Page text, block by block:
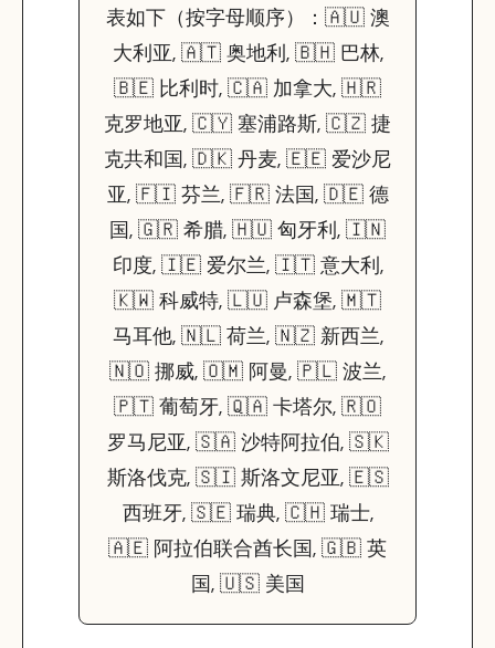
表如下（按字母顺序）：🇦🇺 澳
大利亚, 🇦🇹 奥地利, 🇧🇭 巴林,
🇧🇪 比利时, 🇨🇦 加拿大, 🇭🇷
克罗地亚, 🇨🇾 塞浦路斯, 🇨🇿 捷
克共和国, 🇩🇰 丹麦, 🇪🇪 爱沙尼
亚, 🇫🇮 芬兰, 🇫🇷 法国, 🇩🇪 德
国, 🇬🇷 希腊, 🇭🇺 匈牙利, 🇮🇳
印度, 🇮🇪 爱尔兰, 🇮🇹 意大利,
🇰🇼 科威特, 🇱🇺 卢森堡, 🇲🇹
马耳他, 🇳🇱 荷兰, 🇳🇿 新西兰,
🇳🇴 挪威, 🇴🇲 阿曼, 🇵🇱 波兰,
🇵🇹 葡萄牙, 🇶🇦 卡塔尔, 🇷🇴
罗马尼亚, 🇸🇦 沙特阿拉伯, 🇸🇰
斯洛伐克, 🇸🇮 斯洛文尼亚, 🇪🇸
西班牙, 🇸🇪 瑞典, 🇨🇭 瑞士,
🇦🇪 阿拉伯联合酋长国, 🇬🇧 英
国, 🇺🇸 美国